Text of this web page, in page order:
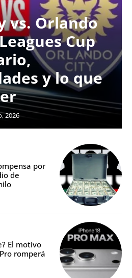
vs. Orlando
Cup
y lo que
2026
por
de
El motivo
romperá